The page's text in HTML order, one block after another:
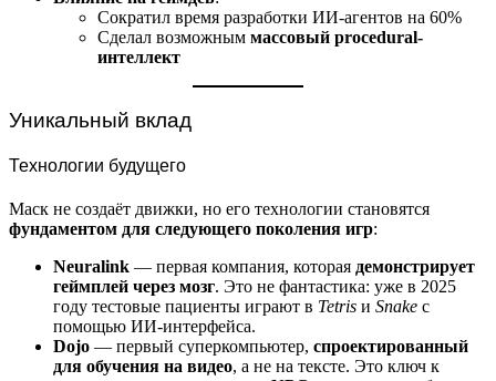
Сократил время разработки ИИ-агентов на 60%
Сделал возможным массовый procedural-
интеллект
Уникальный вклад
Технологии будущего
Маск не создаёт движки, но его технологии становятся
фундаментом для следующего поколения игр:
Neuralink — первая компания, которая демонстрирует
геймплей через мозг. Это не фантастика: уже в 2025
году тестовые пациенты играют в Tetris и Snake с
помощью ИИ-интерфейса.
Dojo — первый суперкомпьютер, спроектированный
для обучения на видео, а не на тексте. Это ключ к